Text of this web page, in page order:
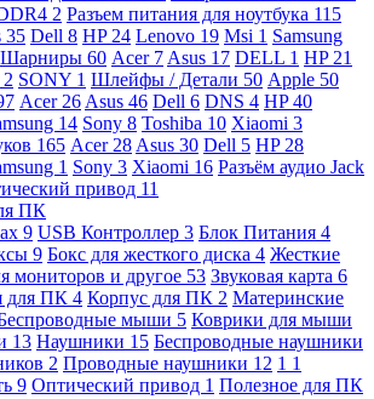
2 Разъем питания для ноутбука 115
35 Dell 8 HP 24 Lenovo 19 Msi 1 Samsung
Шарниры 60 Acer 7 Asus 17 DELL 1 HP 21
2 SONY 1 Шлейфы / Детали 50 Apple 50
Acer 26 Asus 46 Dell 6 DNS 4 HP40
14 Sony 8 Toshiba 10 Xiaomi 3
165 Acer 28 Asus 30 Dell 5 HP 28
1 Sony 3 Xiaomi 16 Разъём аудио Jack
привод 11
ПК
9 USB Контроллер 3 Блок Питания 4
9 Бокс для жесткого диска 4 Жесткие
мониторов и другое 53 Звуковая карта 6
для ПК 4 Корпус для ПК 2 Материнские
мыши 5 Коврики для мыши
13 Наушники 15 Беспроводные наушники
2 Проводные наушники 12 1 1
9 Оптический привод 1 Полезное для ПК